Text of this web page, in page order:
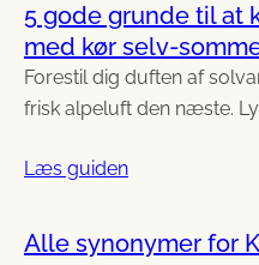
5 gode grunde til at
med kør selv-
Forestil dig duften af
frisk alpeluft den næste.
Læs guiden
Alle synonymer for